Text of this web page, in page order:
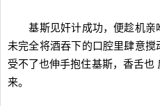
基斯见奸计成功，便趁机亲
未完全将酒吞下的口腔里肆意
受不了也伸手抱住基斯，香舌也
来。